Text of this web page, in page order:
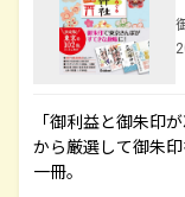
「御利益と御朱印
から厳選して御朱
一冊。